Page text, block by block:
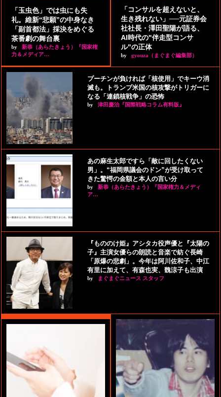
「玉虫色」では虫にも失
礼。維新“悲願”の中身なき
「副首都法」採決をめぐる
茶番劇の舞台裏
by
新恭（あらたきょう）『国家権
力＆メディア…
「コンサルを超えないと、
生き残れない」──元証券会
社社長・澤田聖陽が語る、
AI時代の"伴走型コンサ
ル"の正体
by gyouza（まぐまぐ編集部）
プーチンが負ければ「核使用」でキーウ消
滅も。トランプ米国の核攻撃がトリガーに
なる「連鎖核戦争」の恐怖
by 津田慶治『国際戦略コラム有料版』
あの麻生太郎ですら「敵に回したくない
男」。“福岡県議会のドン”が受け取って
きた驚愕の金額と本人の言い分
by
新恭（あらたきょう）『国家権力＆メディ
ア…
『もののけ姫』アシタカ役声優と『太陽の
子』主演女優らの朗読と音楽で紡ぐ長崎
「原爆の悲劇」。今年は阿川佐和子、中江
有里に加えて、有森也実、魏涼子も出演
by まぐまぐニュース スタッフ